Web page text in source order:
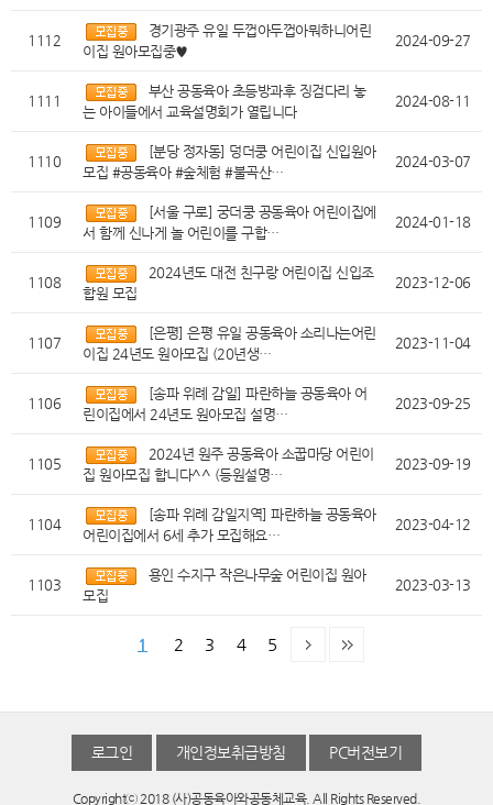
1112
경기광주 유일 두껍아두껍아뭐하니어린
이집 원아모집중♥
2024-09-27
1111
부산 공동육아 초등방과후 징검다리 놓
는 아이들에서 교육설명회가 열립니다
2024-08-11
1110
[분당 정자동] 덩더쿵 어린이집 신입원아
모집 #공동육아 #숲체험 #불곡산…
2024-03-07
1109
[서울 구로] 궁더쿵 공동육아 어린이집에
서 함께 신나게 놀 어린이를 구합…
2024-01-18
1108
2024년도 대전 친구랑 어린이집 신입조
합원 모집
2023-12-06
1107
[은평] 은평 유일 공동육아 소리나는어린
이집 24년도 원아모집 (20년생…
2023-11-04
1106
[송파 위례 감일] 파란하늘 공동육아 어
린이집에서 24년도 원아모집 설명…
2023-09-25
1105
2024년 원주 공동육아 소꿉마당 어린이
집 원아모집 합니다^^ (등원설명…
2023-09-19
1104
[송파 위례 감일지역] 파란하늘 공동육아
어린이집에서 6세 추가 모집해요…
2023-04-12
1103
용인 수지구 작은나무숲 어린이집 원아
모집
2023-03-13
1 2 3 4 5
로그인 개인정보취급방침 PC버전보기
Copyrightⓒ 2018 (사)공동육아와공동체교육. All Rights Reserved.